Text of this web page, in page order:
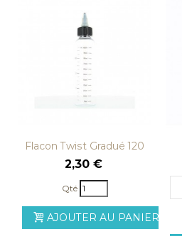
Flacon Twist Gradué 120
ml
2,30 €
Qté
AJOUTER AU PANIER